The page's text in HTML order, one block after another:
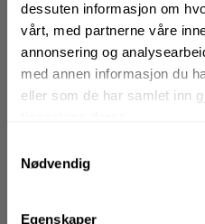
dessuten informasjon om
vårt, med partnerne våre
annonsering og
med annen informasjon du
eller som de har samlet inn
Nødvendig
Egenskaper
Logg inn eller
registrer deg for å
se din avtalepris
Art.nr. 1732120203